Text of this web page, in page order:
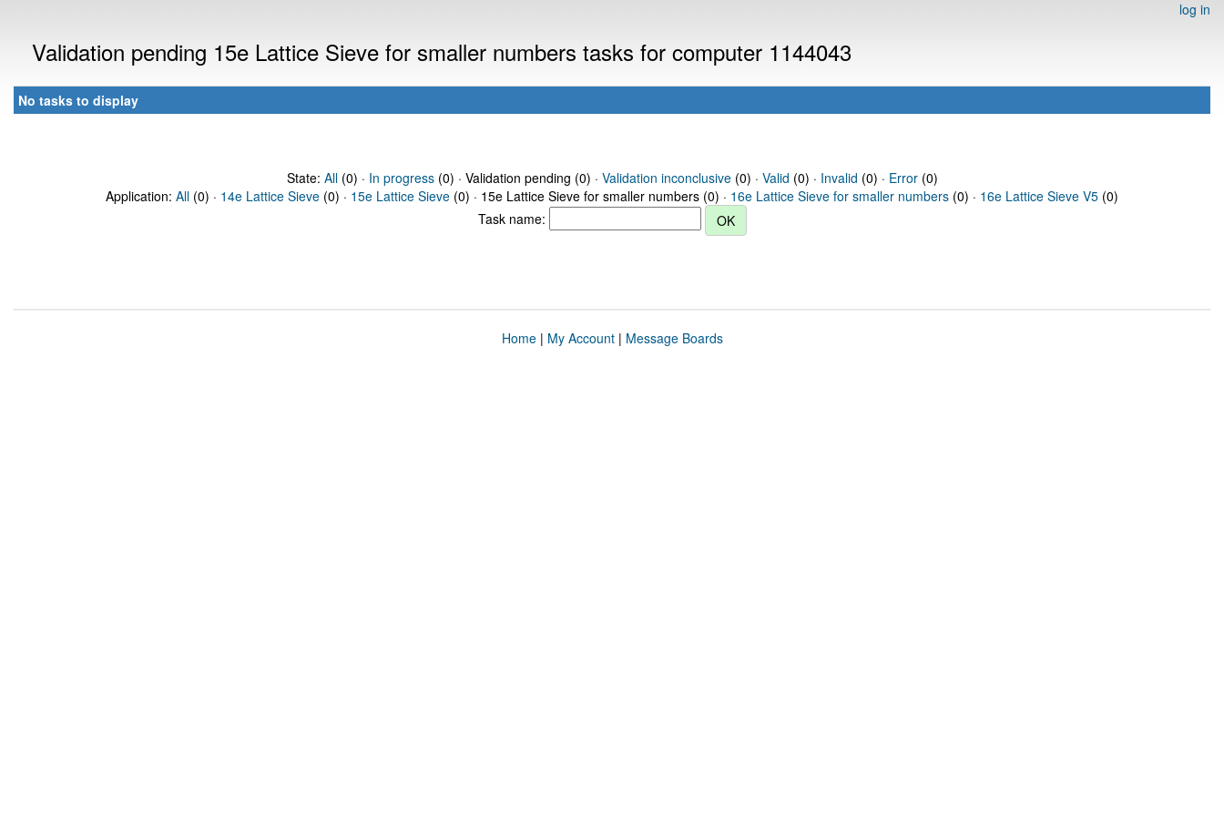
log in
Validation pending 15e Lattice Sieve for smaller numbers tasks for computer 1144043
No tasks to display
State: All(0) · In progress(0) · Validation pending (0) · Validation inconclusive(0) · Valid (0) · Invalid (0) · Error(0)
Application: All (0) · 14e Lattice Sieve (0) · 15e Lattice Sieve (0) · 15e Lattice Sieve for smaller numbers (0) · 16e Lattice Sieve for smaller numbers (0) · 16e Lattice Sieve V5 (0)
Task name:
Home| My Account| Message Boards